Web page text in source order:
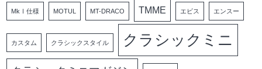
MkⅠ仕様 MOTUL MT-DRACO TMME エビス エンスー
カスタム クラシックスタイル クラシックミニ